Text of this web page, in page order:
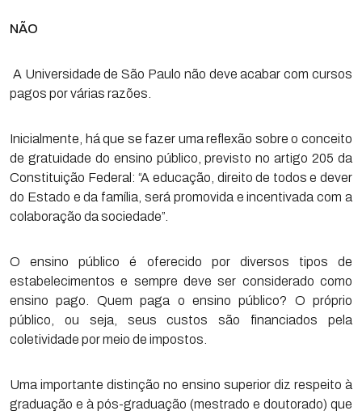
NÃO
A Universidade de São Paulo não deve acabar com cursos
pagos por várias razões.
Inicialmente, há que se fazer uma reflexão sobre o conceito
de gratuidade do ensino público, previsto no artigo 205 da
Constituição Federal: “A educação, direito de todos e dever
do Estado e da família, será promovida e incentivada com a
colaboração da sociedade”.
O ensino público é oferecido por diversos tipos de
estabelecimentos e sempre deve ser considerado como
ensino pago. Quem paga o ensino público? O próprio
público, ou seja, seus custos são financiados pela
coletividade por meio de impostos.
Uma importante distinção no ensino superior diz respeito à
graduação e à pós-graduação (mestrado e doutorado) que